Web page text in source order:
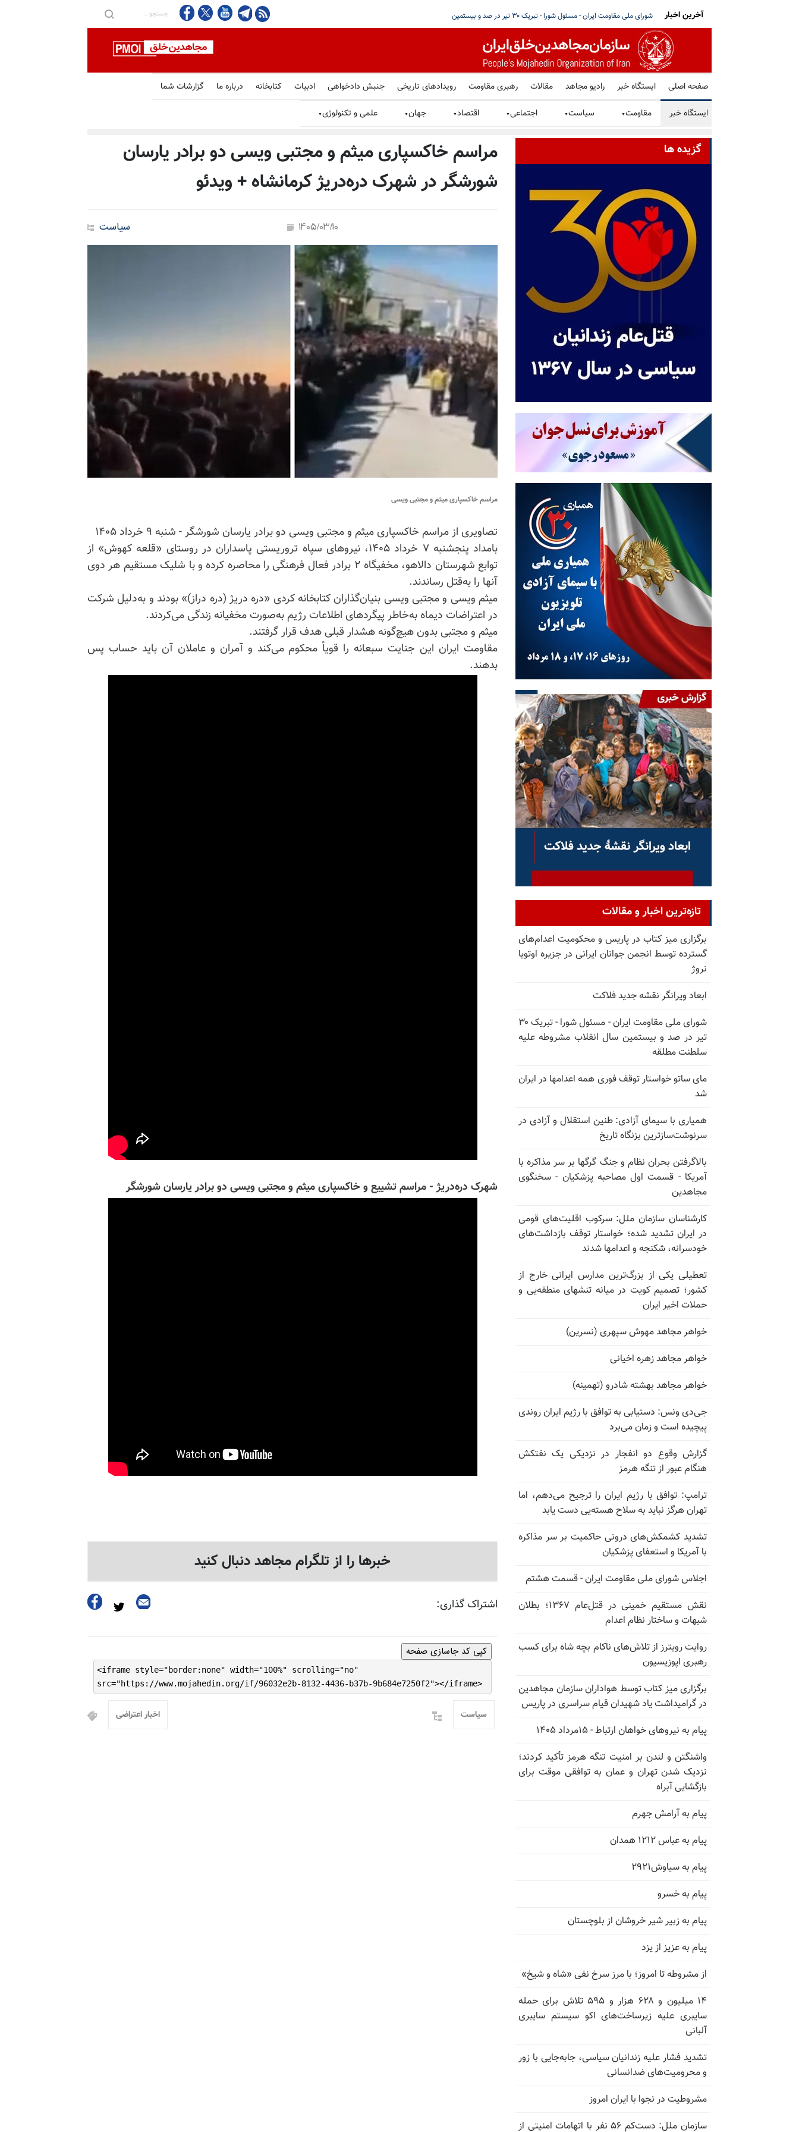
مای ساتو خواستار توقف فوری همه اعدامها در ایران شد بر سر مذاکره با آمریکا - قسمت اول مصاحبه
آخرین اخبار
صفحه اصلی ایستگاه خبر رادیو مجاهد مقالات رهبری مقاومت رویدادهای تاریخی جنبش دادخواهی ادبیات کتابخانه درباره ما گزارشات شما
ایستگاه خبر مقاومت▼ سیاست▼ اجتماعی▼ اقتصاد▼ جهان▼ علمی و تکنولوژی▼
مراسم خاکسپاری میثم و مجتبی ویسی دو برادر یارسان
شورشگر در شهرک دره‌دریژ کرمانشاه + ویدئو
سیاست 1405/03/10
مراسم خاکسپاری میثم و مجتبی ویسی
تصاویری از مراسم خاکسپاری میثم و مجتبی ویسی دو برادر یارسان شورشگر - شنبه ۹ خرداد ۱۴۰۵
بامداد پنجشنبه ۷ خرداد ۱۴۰۵، نیروهای سپاه تروریستی پاسداران در روستای «قلعه کهوش» از
توابع شهرستان دالاهو، مخفیگاه ۲ برادر فعال فرهنگی را محاصره کرده و با شلیک مستقیم هر دوی
آنها را به‌قتل رساندند.
میثم ویسی و مجتبی ویسی بنیان‌گذاران کتابخانه کردی «دره دریژ (دره دراز)» بودند و به‌دلیل شرکت
در اعتراضات دیماه به‌خاطر پیگردهای اطلاعات رژیم به‌صورت مخفیانه زندگی می‌کردند.
میثم و مجتبی بدون هیچ‌گونه هشدار قبلی هدف قرار گرفتند.
مقاومت ایران این جنایت سبعانه را قویاً محکوم می‌کند و آمران و عاملان آن باید حساب پس
بدهند.
شهرک دره‌دریژ - مراسم تشییع و خاکسپاری ميثم و مجتبی ويسی دو برادر يارسان شورشگر
خبرها را از تلگرام مجاهد دنبال کنید
اشتراک گذاری:
کپی کد جاسازی صفحه
<iframe style="border:none" width="100%" scrolling="no"
src="https://www.mojahedin.org/if/96032e2b-8132-4436-b37b-9b684e7250f2"></iframe>
اخبار اعتراضی سیاست
گزیده ها
تازه‌ترین اخبار و مقالات
برگزاری میز کتاب در پاریس و محکومیت اعدام‌های
گسترده توسط انجمن جوانان ایرانی در جزیره اوتویا
نروژ
ابعاد ویرانگر نقشه جدید فلاکت
شورای ملی مقاومت ایران - مسئول شورا - تبریک ۳۰
تیر در صد و بیستمین سال انقلاب مشروطه علیه
سلطنت مطلقه
مای ساتو خواستار توقف فوری همه اعدامها در ایران
شد
همیاری با سیمای آزادی: طنین استقلال و آزادی در
سرنوشت‌سازترین بزنگاه تاریخ
بالا‌گرفتن بحران نظام و جنگ گرگها بر سر مذاکره با
آمریکا - قسمت اول مصاحبه پزشکیان - سخنگوی
مجاهدین
کارشناسان سازمان ملل: سرکوب اقلیت‌های قومی
در ایران تشدید شده؛ خواستار توقف بازداشت‌های
خودسرانه، شکنجه و اعدامها شدند
تعطیلی یکی از بزرگ‌ترین مدارس ایرانی خارج از
کشور؛ تصمیم کویت در میانه تنشهای منطقه‌یی و
حملات اخیر ایران
خواهر مجاهد مهوش سپهری (نسرین)
خواهر مجاهد زهره اخیانی
خواهر مجاهد بهشته شادرو (تهمینه)
جی‌دی ونس: دستیابی به توافق با رژیم ایران روندی
پیچیده است و زمان می‌برد
گزارش وقوع دو انفجار در نزدیکی یک نفتکش
هنگام عبور از تنگه هرمز
ترامپ: توافق با رژیم ایران را ترجیح می‌دهم، اما
تهران هرگز نباید به سلاح هسته‌یی دست یابد
تشدید کشمکش‌های درونی حاکمیت بر سر مذاکره
با آمریکا و استعفای پزشکیان
اجلاس شورای ملی مقاومت ایران - قسمت هشتم
نقش مستقیم خمینی در قتل‌عام ۱۳۶۷؛ بطلان
شبهات و ساختار نظام اعدام
روایت رویترز از تلاش‌های ناکام بچه شاه برای کسب
رهبری اپوزیسیون
برگزاری میز کتاب توسط هواداران سازمان مجاهدین
در گرامیداشت یاد شهیدان قیام سراسری در پاریس
پیام به نیروهای خواهان ارتباط - ۱۵مرداد ۱۴۰۵
واشنگتن و لندن بر امنیت تنگه هرمز تأکید کردند؛
نزدیک شدن تهران و عمان به توافقی موقت برای
بازگشایی آبراه
پیام به آرامش جهرم
پیام به عباس ۱۲۱۲ همدان
پیام به سیاوش۲۹۲۱
پیام به خسرو
پیام به زبیر شیر خروشان از بلوچستان
پیام به عزیز از یزد
از مشروطه تا امروز؛ با مرز سرخ نفی «شاه و شیخ»
۱۴ میلیون و ۶۲۸ هزار و ۵۹۵ تلاش برای حمله
سایبری علیه زیرساخت‌های اکو سیستم سایبری
آلبانی
تشدید فشار علیه زندانیان سیاسی، جابه‌جایی با زور
و محرومیت‌های ضدانسانی
مشروطیت در نجوا با ایران امروز
سازمان ملل: دست‌کم ۵۶ نفر با اتهامات امنیتی از